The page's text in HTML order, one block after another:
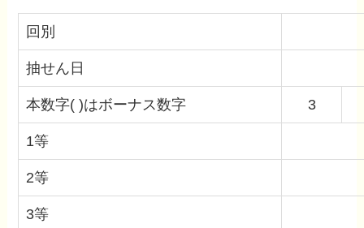
回別
抽せん日
本数字( )はボーナス数字 3
1等
2等
3等